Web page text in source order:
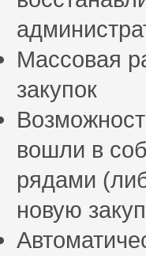
Массовая
закупок
вошли в
рядами
новую